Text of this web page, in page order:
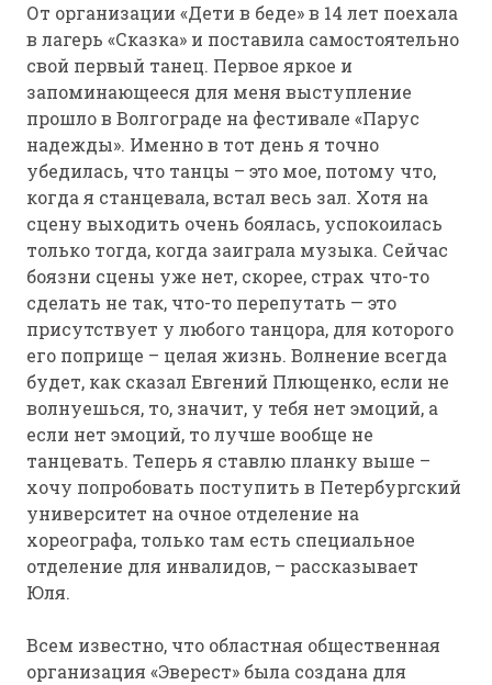
От организации «Дети в беде» в 14 лет поехала
в лагерь «Сказка» и поставила самостоятельно
свой первый танец. Первое яркое и
запоминающееся для меня выступление
прошло в Волгограде на фестивале «Парус
надежды». Именно в тот день я точно
убедилась, что танцы – это мое, потому что,
когда я станцевала, встал весь зал. Хотя на
сцену выходить очень боялась, успокоилась
только тогда, когда заиграла музыка. Сейчас
боязни сцены уже нет, скорее, страх что-то
сделать не так, что-то перепутать — это
присутствует у любого танцора, для которого
его поприще – целая жизнь. Волнение всегда
будет, как сказал Евгений Плющенко, если не
волнуешься, то, значит, у тебя нет эмоций, а
если нет эмоций, то лучше вообще не
танцевать. Теперь я ставлю планку выше –
хочу попробовать поступить в Петербургский
университет на очное отделение на
хореографа, только там есть специальное
отделение для инвалидов, – рассказывает
Юля.
Всем известно, что областная общественная
организация «Эверест» была создана для